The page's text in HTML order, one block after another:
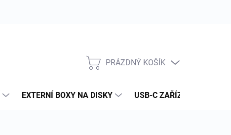
NÁKUPNÍ
PRÁZDNÝ KOŠÍK
EXTERNÍ BOXY NA DISKY USB-C ZAŘÍZENÍ